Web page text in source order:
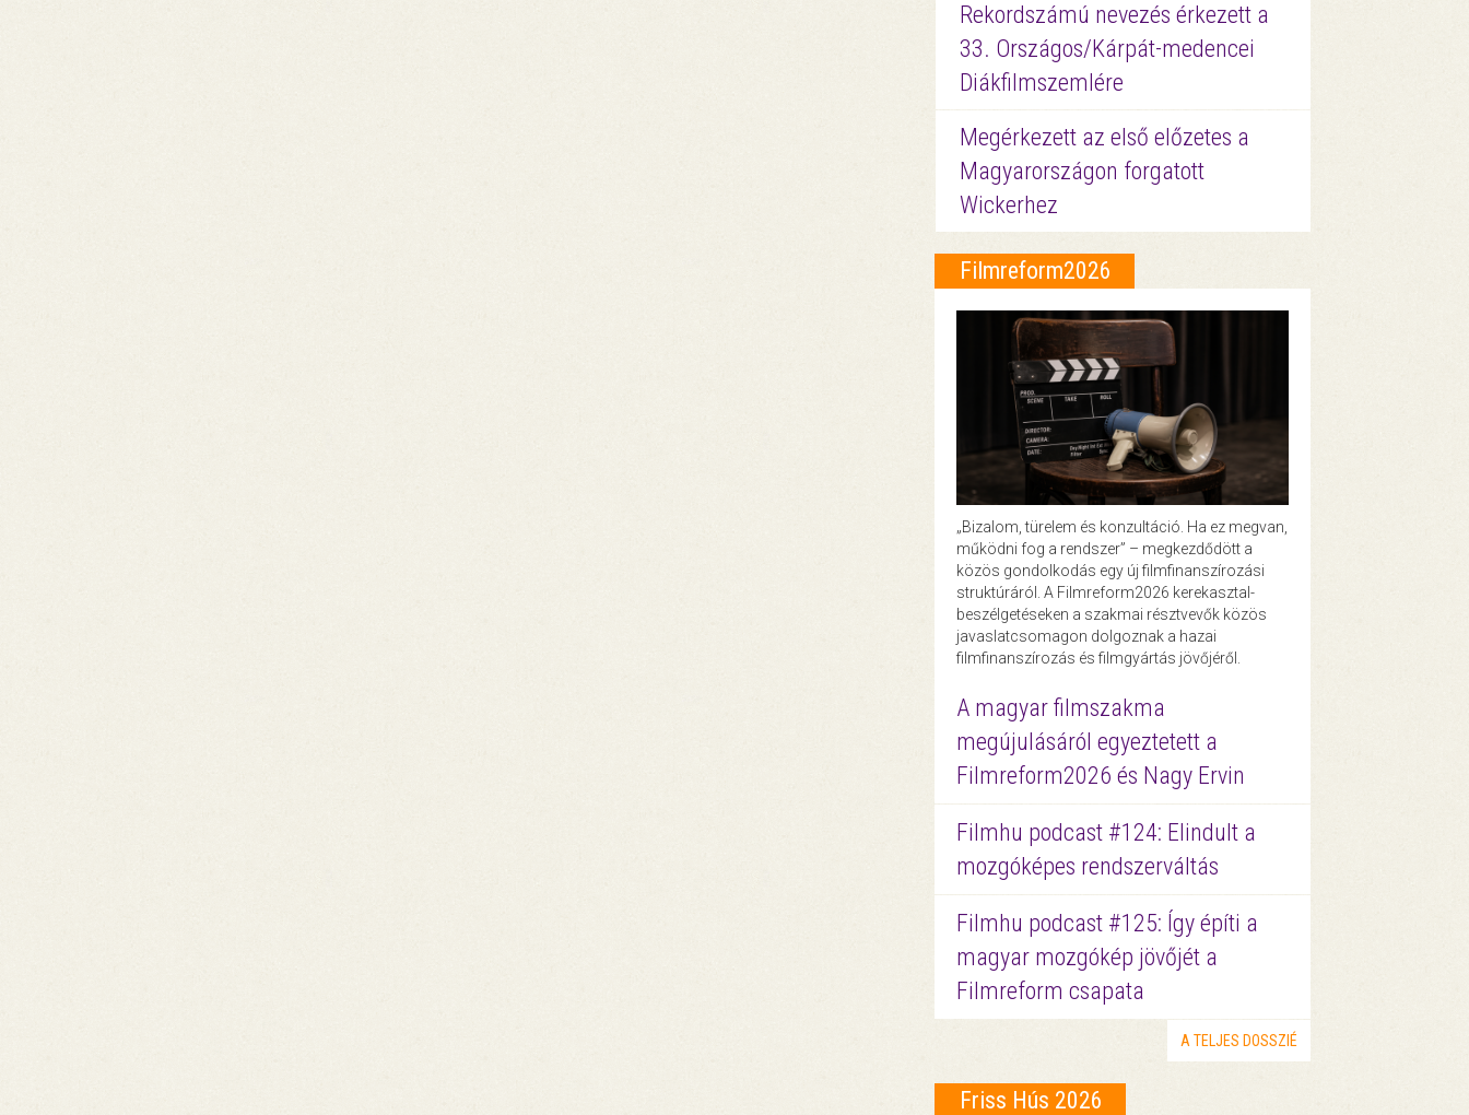
Rekordszámú nevezés érkezett a
33. Országos/Kárpát-medencei
Diákfilmszemlére
Megérkezett az első előzetes a
Magyarországon forgatott
Wickerhez
Filmreform2026
„Bizalom, türelem és konzultáció. Ha ez megvan,
működni fog a rendszer” – megkezdődött a
közös gondolkodás egy új filmfinanszírozási
struktúráról. A Filmreform2026 kerekasztal-
beszélgetéseken a szakmai résztvevők közös
javaslatcsomagon dolgoznak a hazai
filmfinanszírozás és filmgyártás jövőjéről.
A magyar filmszakma
megújulásáról egyeztetett a
Filmreform2026 és Nagy Ervin
Filmhu podcast #124: Elindult a
mozgóképes rendszerváltás
Filmhu podcast #125: Így építi a
magyar mozgókép jövőjét a
Filmreform csapata
A TELJES DOSSZIÉ
Friss Hús 2026